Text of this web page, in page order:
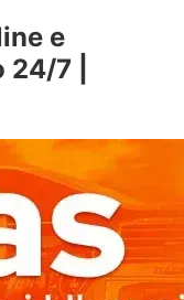
e
7 |